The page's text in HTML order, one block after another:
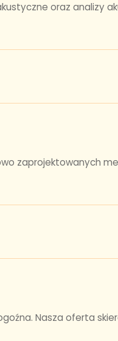
oraz analizy
zaprojektowanych
Nasza oferta